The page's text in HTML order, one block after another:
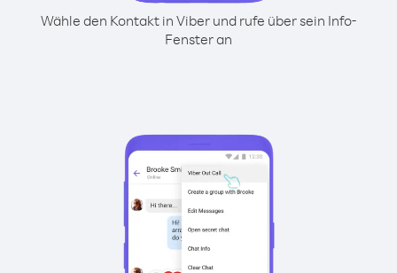
Wähle den Kontakt in Viber und rufe über sein Info-
Fenster an